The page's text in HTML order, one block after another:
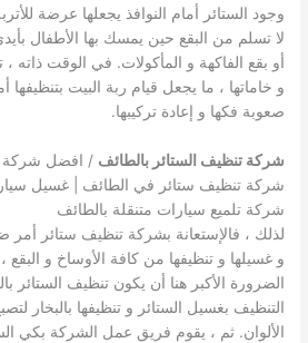
وجود الستائر أمام النوافذ يجعلها عرضة
لا تسلم من البقع حين يمسك بها الأطفال
أو بقع الفاكهة و المأكولات. في الوقت ذاته ،
و خاماتها ، ما يجعل قيام ربة البيت
صعوبة فكها و إعادة تركيبها.
شركة تنظيف الستائر بالطائف / افضل شركة
شركة تنظيف ستائر في الطائف | غسيل
شركة تلميع سيارات متنقلة بالطائف
لذلك ، فالإستعانة بشركة تنظيف ستائر أمر
و غسيلها و تنظيفها من كافة الأوساخ و البقع
الضرورة الأكبر هنا أن يكون تنظيف الستائر
التنظيف بغسيل الستائر و تنظيفها بالبخار
الألوان. ثم ، يقوم فريق عمل الشركة بكي